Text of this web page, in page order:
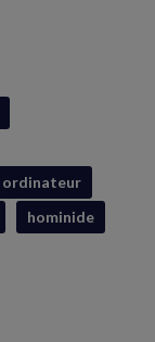
ordinateur
hominide